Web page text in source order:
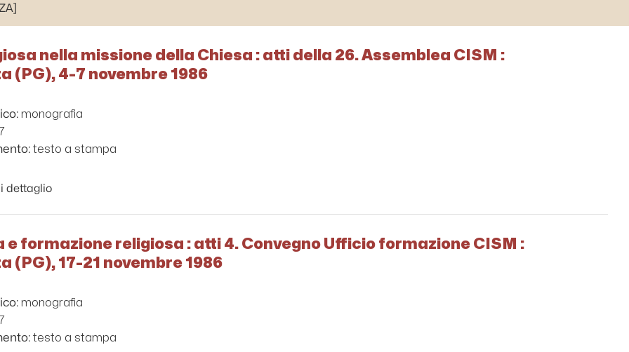
nella missione della Chiesa : atti della 26. Assemblea CISM :
(PG), 4-7 novembre 1986
monografia
testo a stampa
dettaglio
e formazione religiosa : atti 4. Convegno Ufficio formazione CISM :
(PG), 17-21 novembre 1986
monografia
testo a stampa